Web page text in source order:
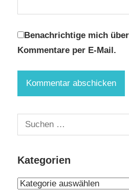
Benachrichtige mich
Kommentare per E-Mail.
Suchen
nach:
Kategorien
Kategorien